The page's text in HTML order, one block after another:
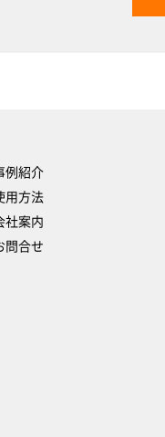
例紹介
用方法
社案内
問合せ